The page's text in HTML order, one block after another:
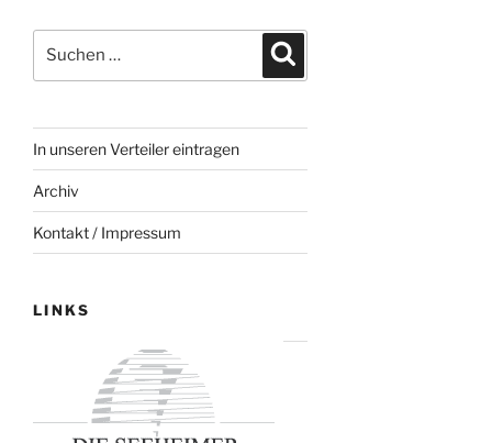
nach:
In unseren Verteiler eintragen
Archiv
Kontakt / Impressum
LINKS